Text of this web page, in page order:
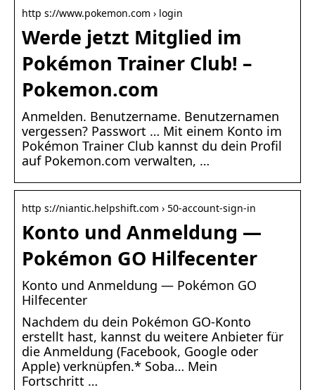
http s://www.pokemon.com › login
Werde jetzt Mitglied im
Pokémon Trainer Club! –
Pokemon.com
Anmelden. Benutzername. Benutzernamen
vergessen? Passwort … Mit einem Konto im
Pokémon Trainer Club kannst du dein Profil
auf Pokemon.com verwalten, …
http s://niantic.helpshift.com › 50-account-sign-in
Konto und Anmeldung —
Pokémon GO Hilfecenter
Konto und Anmeldung — Pokémon GO
Hilfecenter
Nachdem du dein Pokémon GO-Konto
erstellt hast, kannst du weitere Anbieter für
die Anmeldung (Facebook, Google oder
Apple) verknüpfen.* Soba… Mein
Fortschritt …